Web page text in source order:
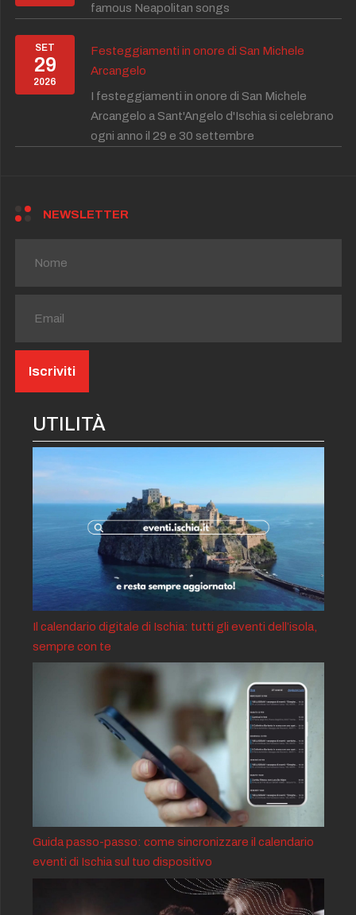
famous Neapolitan songs
SET
29
2026
Festeggiamenti in onore di San Michele
Arcangelo
I festeggiamenti in onore di San Michele
Arcangelo a Sant'Angelo d'Ischia si celebrano
ogni anno il 29 e 30 settembre
NEWSLETTER
UTILITÀ
Il calendario digitale di Ischia: tutti gli eventi dell’isola,
sempre con te
Guida passo-passo: come sincronizzare il calendario
eventi di Ischia sul tuo dispositivo